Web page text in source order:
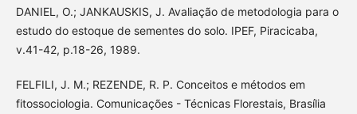
DANIEL, O.; JANKAUSKIS, J. Avaliação de metodologia para o
estudo do estoque de sementes do solo. IPEF, Piracicaba,
v.41-42, p.18-26, 1989.
FELFILI, J. M.; REZENDE, R. P. Conceitos e métodos em
fitossociologia. Comunicações - Técnicas Florestais, Brasília